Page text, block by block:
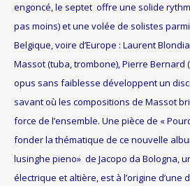
engoncé, le septet offre une solide
pas moins) et une volée de solistes
Belgique, voire d’Europe : Laurent
Massot (tuba, trombone), Pierre Bernard
opus sans faiblesse développent un
savant où les compositions de Massot
force de l’ensemble. Une pièce de «
fonder la thématique de ce nouvelle
lusinghe pieno» de Jacopo da Bologna,
électrique et altière, est à l’origine d’une